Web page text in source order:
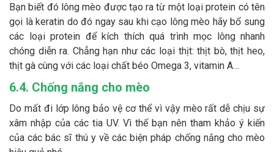
Bạn biết đó lông mèo được tạo ra từ một loại protein có tên
gọi là keratin do đó ngay sau khi cạo lông mèo hãy bổ sung
các loại protein để kích thích quá trình mọc lông nhanh
chóng diễn ra. Chẳng hạn như các loại thịt: thịt bò, thịt heo,
thịt gà cùng với các loại chất béo Omega 3, vitamin A…
6.4. Chống nắng cho mèo
Do mất đi lớp lông bảo vệ cơ thể vì vậy mèo rất dễ chịu sự
xâm nhập của các tia UV. Vì thế bạn nên tham khảo ý kiến
của các bác sĩ thú y về các biện pháp chống nắng cho mèo